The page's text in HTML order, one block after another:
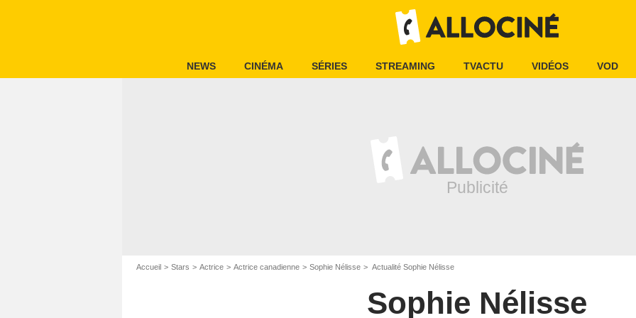
NEWS CINÉMA SÉRIES STREAMING TVACTU VIDÉOS VOD
Accueil Stars Actrice Actrice canadienne Sophie Nélisse Actualité Sophie Nélisse
Sophie Nélisse